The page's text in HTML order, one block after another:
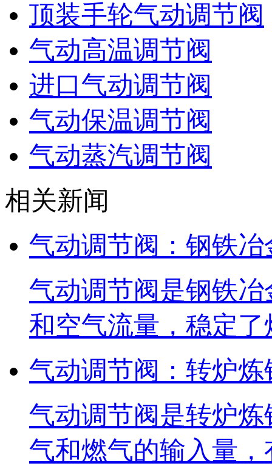
顶装手轮气动调节阀
气动高温调节阀
进口气动调节阀
气动保温调节阀
气动蒸汽调节阀
相关新闻
气动调节阀：钢铁
气动调节阀是钢铁
和空气流量，稳定
气动调节阀：转炉
气动调节阀是转炉
气和燃气的输入量